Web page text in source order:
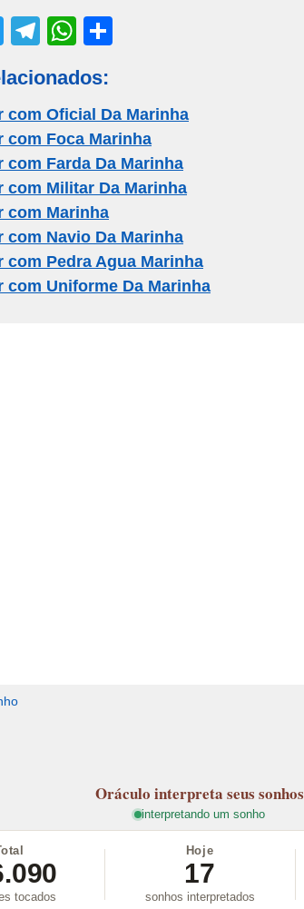
T
tt
er
T
e
gr
a
m
W
at
s
A
p
p
e
com Oficial Da Marinha
com Foca Marinha
com Farda Da Marinha
com Militar Da Marinha
com Marinha
com Navio Da Marinha
com Pedra Agua Marinha
com Uniforme Da Marinha
Oráculo interpreta seus sonhos
interpretando um sonho
tocados
Hoje
17
sonhos interpretados